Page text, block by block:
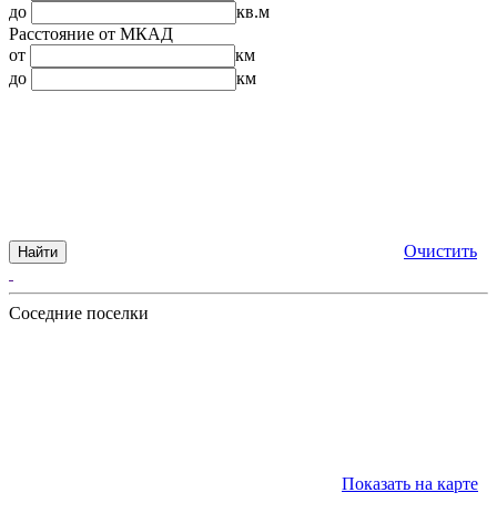
до
кв.м
Расстояние от МКАД
от
км
до
км
Найти Очистить
Соседние поселки
Показать на карте